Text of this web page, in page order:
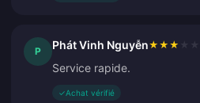
P Phát Vinh Nguyễn★ ★ ★
Service rapide.
✓Achat vérifié